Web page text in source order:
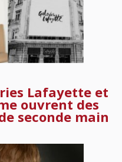
Lafayette et
ouvrent des
seconde main